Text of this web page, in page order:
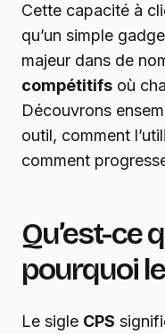
Cette capacité à
qu’un simple
majeur dans de
compétitifs où
Découvrons
outil, comment
comment
Qu’est-ce
pourquoi
Le sigle CPS